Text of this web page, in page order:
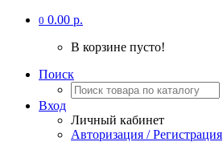
0 0.00 р.
В корзине пусто!
Поиск
Вход
Личный кабинет
Авторизация / Регистрация